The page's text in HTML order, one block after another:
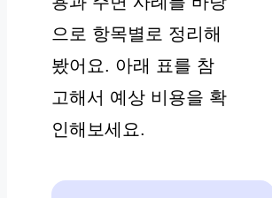
으로 항목별로 정리해
봤어요. 아래 표를 참
고해서 예상 비용을 확
인해보세요.